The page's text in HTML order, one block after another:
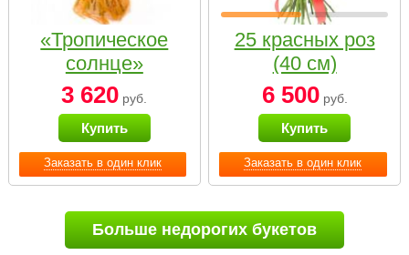
Заказать в один клик
«Тропическое
солнце»
3 620 руб.
Купить
Заказать в один клик
25 красных роз
(40 см)
6 500руб.
Купить
Больше недорогих букетов